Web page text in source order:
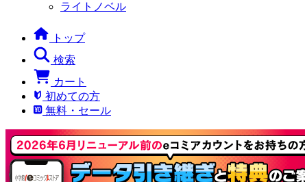
ライトノベル
トップ
検索
カート
初めての方
無料・セール